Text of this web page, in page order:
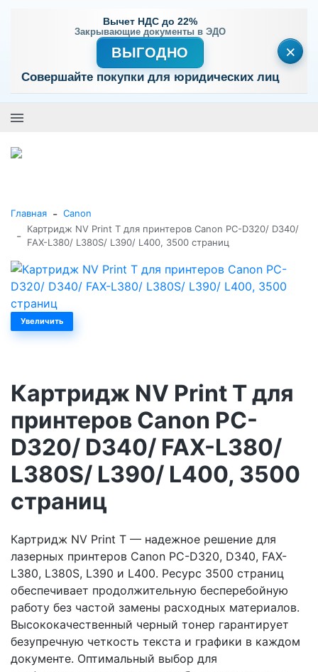
Вычет НДС до 22%
Закрывающие документы в ЭДО
ВЫГОДНО
Совершайте покупки для юридических лиц
×
Главная - Canon
-
Картридж NV Print T для принтеров Canon PC-D320/ D340/
FAX-L380/ L380S/ L390/ L400, 3500 страниц
Увеличить
Картридж NV Print T для
принтеров Canon PC-
D320/ D340/ FAX-L380/
L380S/ L390/ L400, 3500
страниц
Картридж NV Print T — надежное решение для
лазерных принтеров Canon PC-D320, D340, FAX-
L380, L380S, L390 и L400. Ресурс 3500 страниц
обеспечивает продолжительную бесперебойную
работу без частой замены расходных материалов.
Высококачественный черный тонер гарантирует
безупречную четкость текста и графики в каждом
документе. Оптимальный выбор для